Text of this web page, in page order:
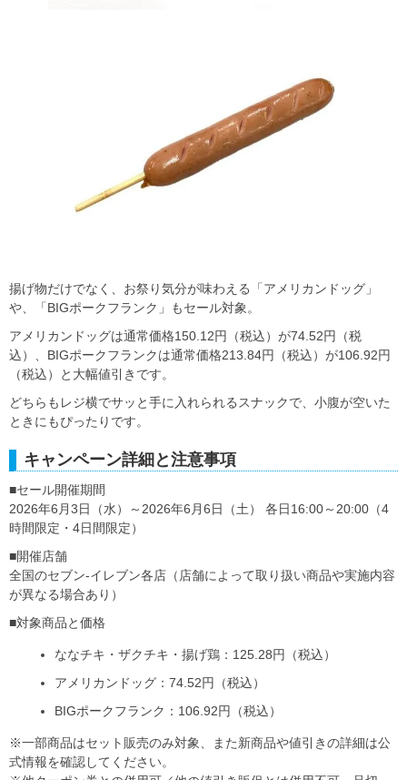
揚げ物だけでなく、お祭り気分が味わえる「アメリカンドッグ」
や、「BIGポークフランク」もセール対象。
アメリカンドッグは通常価格150.12円（税込）が74.52円（税
込）、BIGポークフランクは通常価格213.84円（税込）が106.92円
（税込）と大幅値引きです。
どちらもレジ横でサッと手に入れられるスナックで、小腹が空いた
ときにもぴったりです。
キャンペーン詳細と注意事項
■セール開催期間
2026年6月3日（水）～2026年6月6日（土） 各日16:00～20:00（4
時間限定・4日間限定）
■開催店舗
全国のセブン‐イレブン各店（店舗によって取り扱い商品や実施内容
が異なる場合あり）
■対象商品と価格
ななチキ・ザクチキ・揚げ鶏：125.28円（税込）
アメリカンドッグ：74.52円（税込）
BIGポークフランク：106.92円（税込）
※一部商品はセット販売のみ対象、また新商品や値引きの詳細は公
式情報を確認してください。